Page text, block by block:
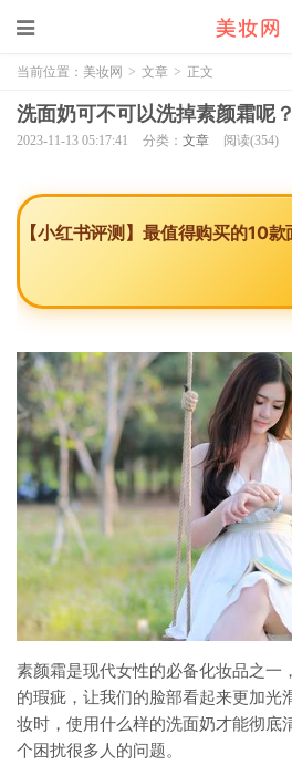
当前位置： 美妆网 > 文章 > 正文
洗面奶可不可以洗掉素颜霜呢？
2023-11-13 05:17:41 分类： 文章 阅读(354)
【小红书评测】最值得购买的10
素颜霜是现代女性的必备化妆品之一
的瑕疵，让我们的脸部看起来更加光
妆时，使用什么样的洗面奶才能彻底
个困扰很多人的问题。